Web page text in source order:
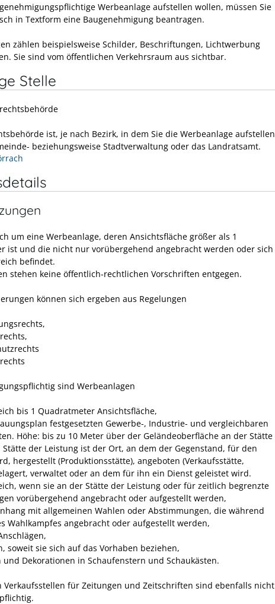
Werbeanlage aufstellen wollen, müssen Sie
in Textform eine Baugenehmigung beantragen.
zählen beispielsweise Schilder, Beschriftungen, Lichtwerbung
Sie sind vom öffentlichen Verkehrsraum aus sichtbar.
Stelle
ist, je nach Bezirk, in dem Sie die Werbeanlage aufstellen
beziehungsweise Stadtverwaltung oder das Landratsamt.
um eine Werbeanlage, deren Ansichtsfläche größer als 1
ist und die nicht nur vorübergehend angebracht werden oder sich
befindet.
stehen keine öffentlich-rechtlichen Vorschriften entgegen.
können sich ergeben aus Regelungen
sind Werbeanlagen
bis 1 Quadratmeter Ansichtsfläche,
festgesetzten Gewerbe-, Industrie- und vergleichbaren
Höhe: bis zu 10 Meter über der Geländeoberfläche an der Stätte
Stätte der Leistung ist der Ort, an dem der Gegenstand, für den
hergestellt (Produktionsstätte), angeboten (Verkaufsstätte,
verwaltet oder an dem für ihn ein Dienst geleistet wird.
wenn sie an der Stätte der Leistung oder für zeitlich begrenzte
vorübergehend angebracht oder aufgestellt werden,
mit allgemeinen Wahlen oder Abstimmungen, die während
Wahlkampfes angebracht oder aufgestellt werden,
soweit sie sich auf das Vorhaben beziehen,
und Dekorationen in Schaufenstern und Schaukästen.
Verkaufsstellen für Zeitungen und Zeitschriften sind ebenfalls nicht